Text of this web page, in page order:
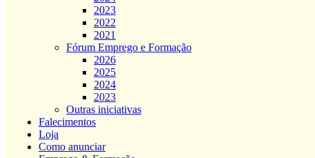
2023
2022
2021
Fórum Emprego e Formação
2026
2025
2024
2023
Outras iniciativas
Falecimentos
Loja
Como anunciar